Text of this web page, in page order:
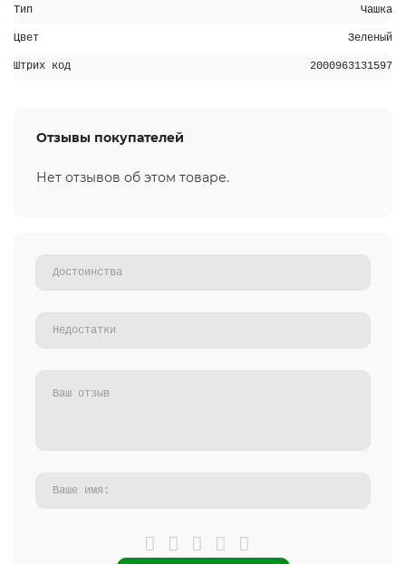
Тип Чашка
Цвет Зеленый
Штрих код 2000963131597
Отзывы покупателей
Нет отзывов об этом товаре.